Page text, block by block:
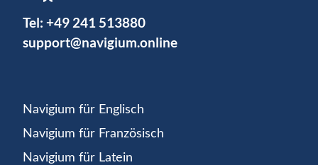
Tel: +49 241 513880
support@navigium.online
Navigium für Englisch
Navigium für Französisch
Navigium für Latein